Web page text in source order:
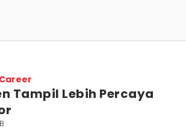
Career
Tampil Lebih Percaya